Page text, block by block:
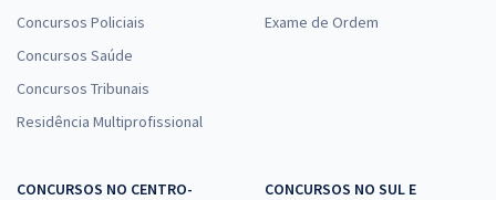
Concursos Policiais
Concursos Saúde
Concursos Tribunais
Residência Multiprofissional
Exame de Ordem
CONCURSOS NO CENTRO-
CONCURSOS NO SUL E